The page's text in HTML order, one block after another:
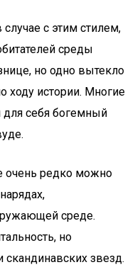
случае с этим стилем,
среды
но одно вытекло
ходу истории. Многие
для себя богемный
очень редко можно
среде.
но
звезд.